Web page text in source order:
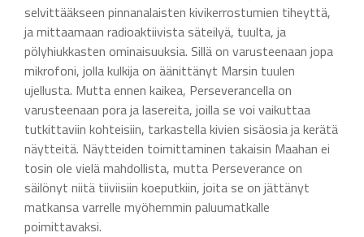
selvittääkseen pinnanalaisten kivikerrostumien tiheyttä,
ja mittaamaan radioaktiivista säteilyä, tuulta, ja
pölyhiukkasten ominaisuuksia. Sillä on varusteenaan jopa
mikrofoni, jolla kulkija on äänittänyt Marsin tuulen
ujellusta. Mutta ennen kaikea, Perseverancella on
varusteenaan pora ja lasereita, joilla se voi vaikuttaa
tutkittaviin kohteisiin, tarkastella kivien sisäosia ja kerätä
näytteitä. Näytteiden toimittaminen takaisin Maahan ei
tosin ole vielä mahdollista, mutta Perseverance on
säilönyt niitä tiiviisiin koeputkiin, joita se on jättänyt
matkansa varrelle myöhemmin paluumatkalle
poimittavaksi.